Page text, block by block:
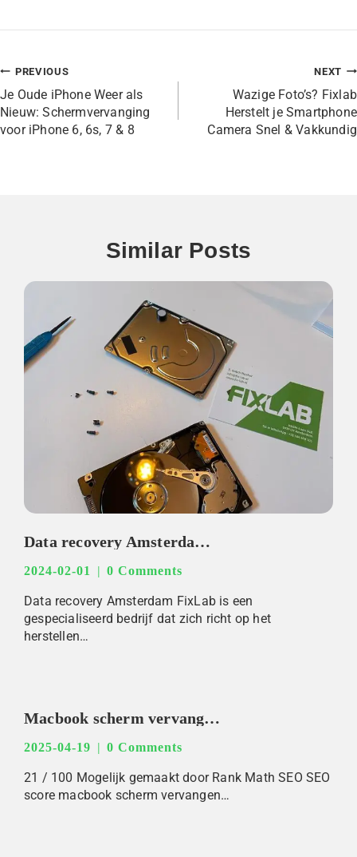
PREVIOUS
Je Oude iPhone Weer als
Nieuw: Schermvervanging
voor iPhone 6, 6s, 7 & 8
NEXT
Wazige Foto’s? Fixlab
Herstelt je Smartphone
Camera Snel & Vakkundig
Similar Posts
Data recovery Amsterdam fixlab
2024-02-01 0 Comments
Data recovery Amsterdam FixLab is een
gespecialiseerd bedrijf dat zich richt op het
herstellen…
Macbook scherm vervangen prijs
2025-04-19 0 Comments
21 / 100 Mogelijk gemaakt door Rank Math SEO SEO
score macbook scherm vervangen…